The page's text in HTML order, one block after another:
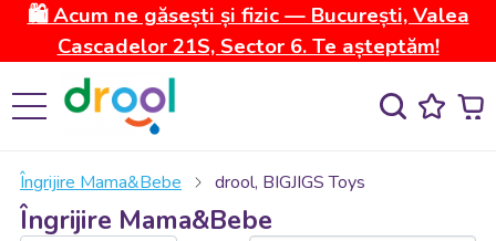
🛍️ Acum ne găsești și fizic — București, Valea
Cascadelor 21S, Sector 6. Te așteptăm!
Îngrijire Mama&Bebe drool, BIGJIGS Toys
Îngrijire Mama&Bebe